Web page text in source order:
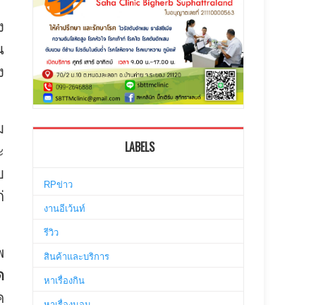
LABELS
RPข่าว
งานอีเว้นท์
รีวิว
สินค้าและบริการ
หาเรื่องกิน